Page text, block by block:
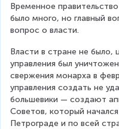
Временное
было много, но главный
вопрос о власти.
Власти в стране не было,
управления был
свержения монарха в
управления создать не
большевики — создают
Советов, который
Петрограде и по всей